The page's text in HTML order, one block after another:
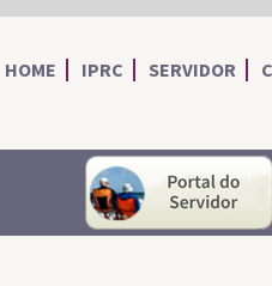
HOME IPRC SERVIDOR